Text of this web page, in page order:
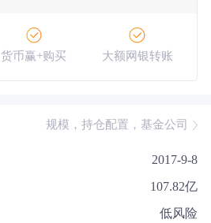
货币赢+购买 大额网银转账
规模，持仓配置，基金公司
2017-9-8
107.82亿
低风险